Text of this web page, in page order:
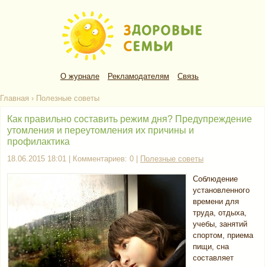
О журнале Рекламодателям Связь
Главная › Полезные советы
Как правильно составить режим дня? Предупреждение
утомления и переутомления их причины и
профилактика
18.06.2015 18:01 | Комментариев: 0 | Полезные советы
Соблюдение
установленного
времени для
труда, отдыха,
учебы, занятий
спортом, приема
пищи, сна
составляет